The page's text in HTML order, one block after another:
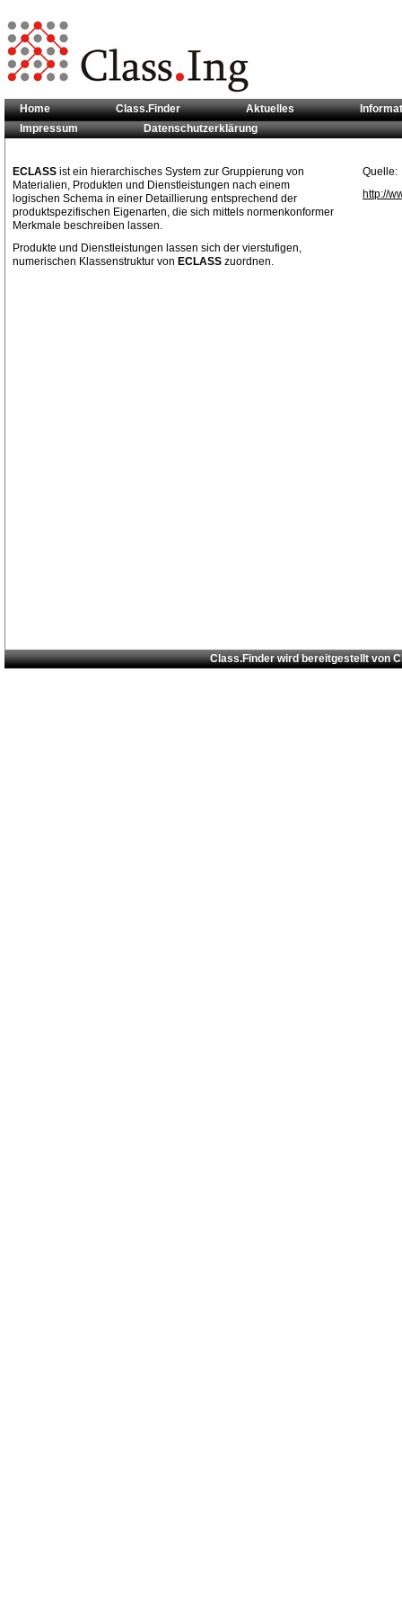
Sie sind hier:Klassifikationsstandards>> ECLASS
Home Class.Finder Aktuelles
Impressum
Datenschutzerklärung
ECLASS ist ein hierarchisches System zur Gruppierung von
Materialien, Produkten und Dienstleistungen nach einem
logischen Schema in einer Detaillierung entsprechend der
produktspezifischen Eigenarten, die sich mittels normenkonformer
Merkmale beschreiben lassen.
Produkte und Dienstleistungen lassen sich der vierstufigen,
numerischen Klassenstruktur von ECLASS zuordnen.
Quelle:
http://
Class.Finder wird bereitgestellt von